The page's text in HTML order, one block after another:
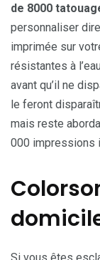
de 8000
personnaliser
imprimée sur
résistantes à
avant qu’il ne
le feront
mais reste
000 impressions